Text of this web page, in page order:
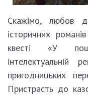
Скажімо, любов
історичних
квесті «У
інтелектуальній
пригодницьких
Пристрасть до